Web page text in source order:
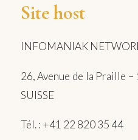
Site host
INFOMANIAK
26, Avenue de la Praille
SUISSE
Tél. : +41 22 820 35 44